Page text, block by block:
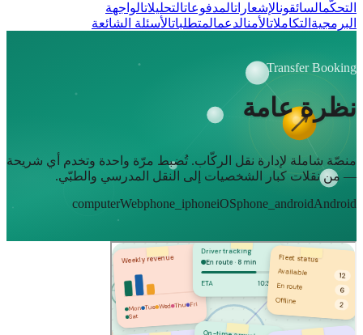
التحكّمالسائقونالإشعاراتالمدفوعاتالتحليلاتالواجهة
البرمجية التكاملاتالأمنالدعمالمتطلباتالأسئلة الشائعة
Transfer Booking
نظرة عامة
منصّة شاملة لإدارة نقل الركّاب. تُضبط مرّة واحدة وتخدم أي شريحة
— من نقلات كبار الشخصيات إلى النقل المدرسي والطبّي.
computerWebphone_iphoneiOSphone_androidAndroid